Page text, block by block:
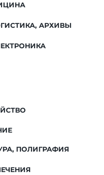
АРХИВЫ
ПОЛИГРАФИЯ